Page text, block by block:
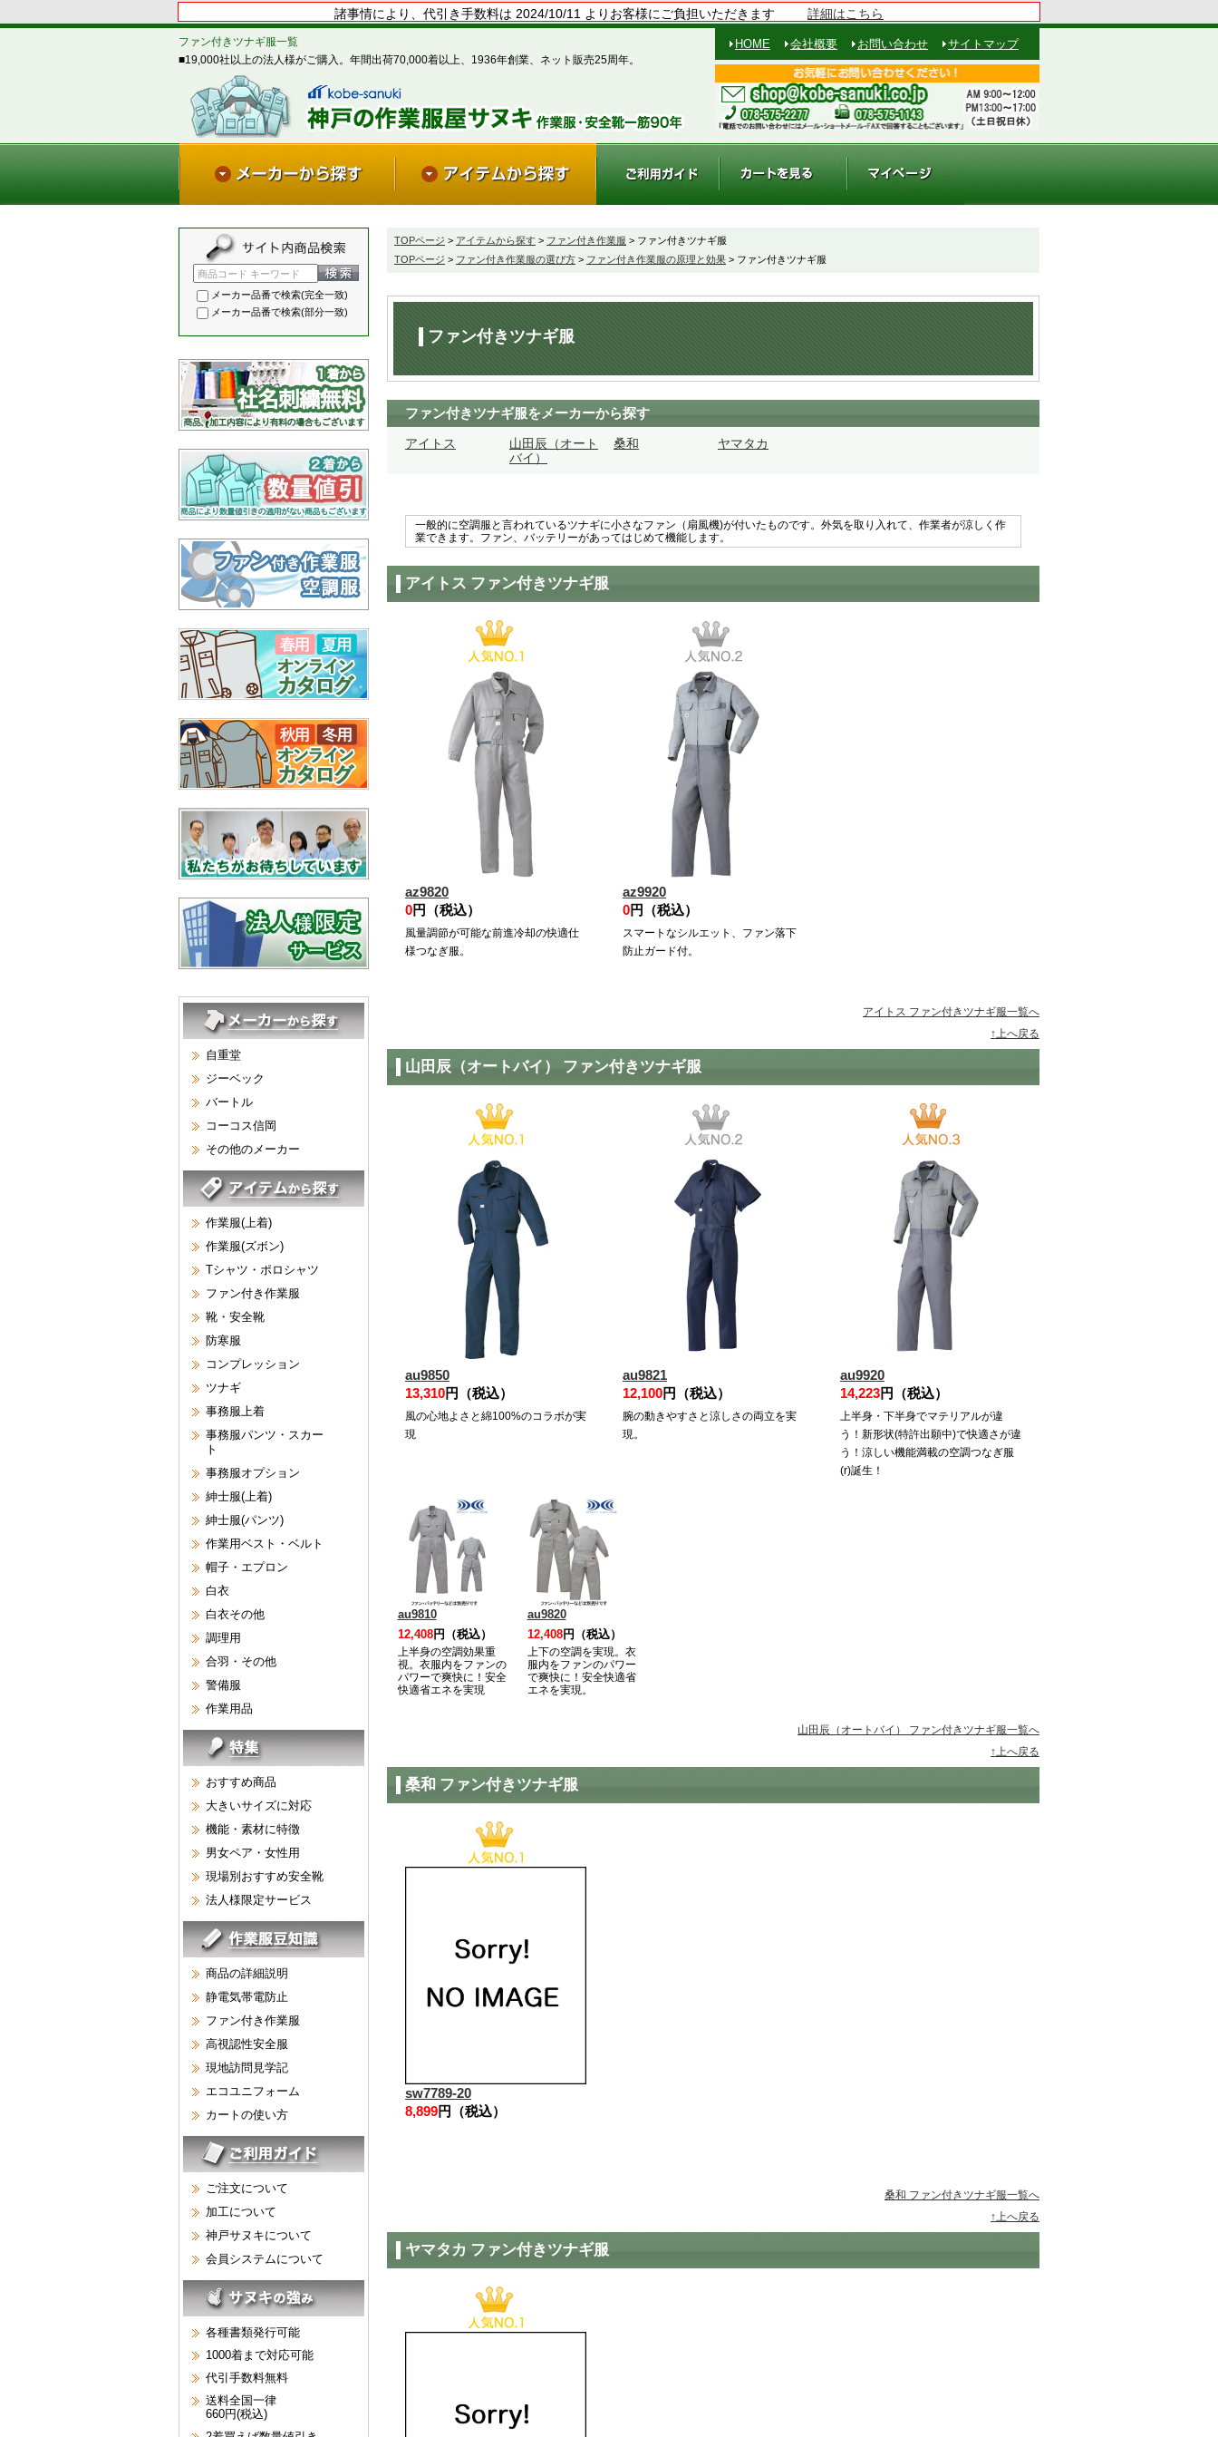
諸事情により、代引き手数料は 2024/10/11 よりお客様にご負担いただきます 詳細はこちら
ファン付きツナギ服一覧
■19,000社以上の法人様がご購入。年間出荷70,000着以上、1936年創業、ネット販売25周年。
HOME 会社概要 お問い合わせ サイトマップ
TOPページ > アイテムから探す > ファン付き作業服 > ファン付きツナギ服
TOPページ > ファン付き作業服の選び方 > ファン付き作業服の原理と効果 > ファン付きツナギ服
ファン付きツナギ服
ファン付きツナギ服をメーカーから探す
アイトス
山田辰（オート
バイ）
桑和 ヤマタカ
一般的に空調服と言われているツナギに小さなファン（扇風機)が付いたものです。外気を取り入れて、作業者が涼しく作
業できます。ファン、バッテリーがあってはじめて機能します。
アイトス ファン付きツナギ服
az9820
0円（税込）
風量調節が可能な前進冷却の快適仕
様つなぎ服。
az9920
0円（税込）
スマートなシルエット、ファン落下
防止ガード付。
アイトス ファン付きツナギ服一覧へ
↑上へ戻る
山田辰（オートバイ） ファン付きツナギ服
au9850
13,310円（税込）
風の心地よさと綿100%のコラボが実
現
au9821
12,100円（税込）
腕の動きやすさと涼しさの両立を実
現。
au9920
14,223円（税込）
上半身・下半身でマテリアルが違
う！新形状(特許出願中)で快適さが違
う！涼しい機能満載の空調つなぎ服
(r)誕生！
au9810
12,408円（税込）
上半身の空調効果重
視。衣服内をファンの
パワーで爽快に！安全
快適省エネを実現
au9820
12,408円（税込）
上下の空調を実現。衣
服内をファンのパワー
で爽快に！安全快適省
エネを実現。
山田辰（オートバイ） ファン付きツナギ服一覧へ
↑上へ戻る
桑和 ファン付きツナギ服
sw7789-20
8,899円（税込）
桑和 ファン付きツナギ服一覧へ
↑上へ戻る
ヤマタカ ファン付きツナギ服
商品コード キーワード
メーカー品番で検索(完全一致)
メーカー品番で検索(部分一致)
自重堂
ジーベック
バートル
コーコス信岡
その他のメーカー
作業服(上着)
作業服(ズボン)
Tシャツ・ポロシャツ
ファン付き作業服
靴・安全靴
防寒服
コンプレッション
ツナギ
事務服上着
事務服パンツ・スカー
ト
事務服オプション
紳士服(上着)
紳士服(パンツ)
作業用ベスト・ベルト
帽子・エプロン
白衣
白衣その他
調理用
合羽・その他
警備服
作業用品
おすすめ商品
大きいサイズに対応
機能・素材に特徴
男女ペア・女性用
現場別おすすめ安全靴
法人様限定サービス
商品の詳細説明
静電気帯電防止
ファン付き作業服
高視認性安全服
現地訪問見学記
エコユニフォーム
カートの使い方
ご注文について
加工について
神戸サヌキについて
会員システムについて
各種書類発行可能
1000着まで対応可能
代引手数料無料
送料全国一律
660円(税込)